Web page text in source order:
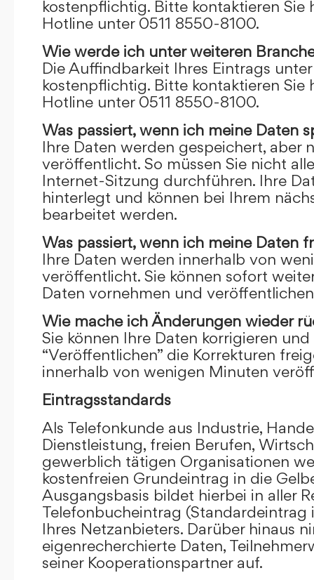
kostenpflichtig. Bitte kontaktieren Sie
Hotline unter 0511 8550-8100.
Wie werde ich unter weiteren
Die Auffindbarkeit Ihres Eintrags
kostenpflichtig. Bitte kontaktieren Sie
Hotline unter 0511 8550-8100.
Was passiert, wenn ich meine Daten
Ihre Daten werden gespeichert, aber
veröffentlicht. So müssen Sie nicht
Internet-Sitzung durchführen. Ihre
hinterlegt und können bei Ihrem
bearbeitet werden.
Was passiert, wenn ich meine Daten
Ihre Daten werden innerhalb von
veröffentlicht. Sie können sofort
Daten vornehmen und
Wie mache ich Änderungen wieder
Sie können Ihre Daten korrigieren
“Veröffentlichen” die Korrekturen
innerhalb von wenigen Minuten
Eintragsstandards
Als Telefonkunde aus Industrie,
Dienstleistung, freien Berufen,
gewerblich tätigen Organisationen
kostenfreien Grundeintrag in die
Ausgangsbasis bildet hierbei in aller
Telefonbucheintrag (Standardeintrag
Ihres Netzanbieters. Darüber hinaus
eigenrecherchierte Daten,
seiner Kooperationspartner auf.